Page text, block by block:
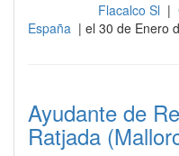
Flacalco Sl |
España | el 30 de Enero
Ayudante de
Ratjada